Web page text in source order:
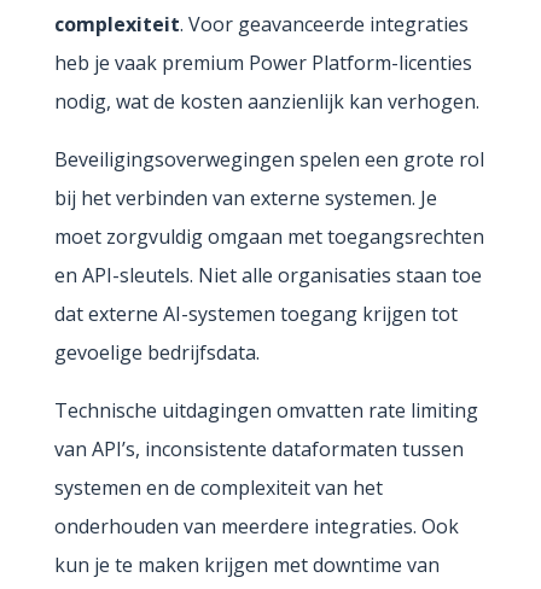
complexiteit. Voor geavanceerde integraties
heb je vaak premium Power Platform-licenties
nodig, wat de kosten aanzienlijk kan verhogen.
Beveiligingsoverwegingen spelen een grote rol
bij het verbinden van externe systemen. Je
moet zorgvuldig omgaan met toegangsrechten
en API-sleutels. Niet alle organisaties staan toe
dat externe AI-systemen toegang krijgen tot
gevoelige bedrijfsdata.
Technische uitdagingen omvatten rate limiting
van API’s, inconsistente dataformaten tussen
systemen en de complexiteit van het
onderhouden van meerdere integraties. Ook
kun je te maken krijgen met downtime van